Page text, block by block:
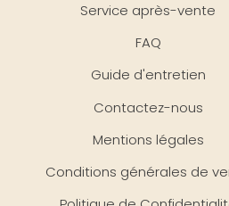
Service après-vente
FAQ
Guide d'entretien
Contactez-nous
Mentions légales
Conditions générales de